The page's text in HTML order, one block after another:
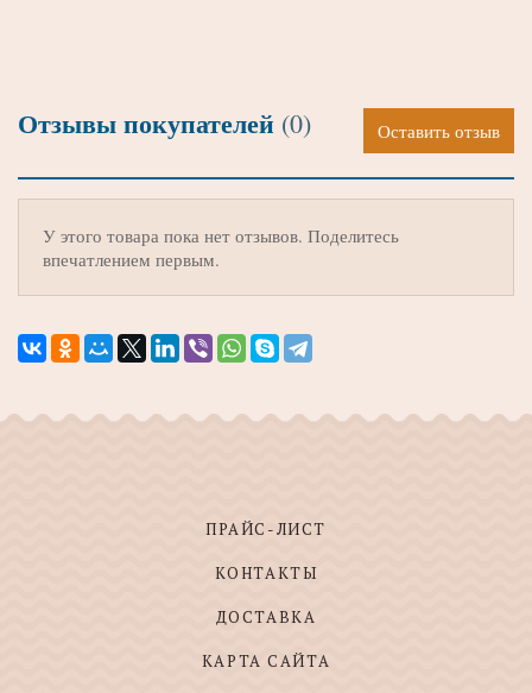
Отзывы покупателей (0) Оставить отзыв
У этого товара пока нет отзывов. Поделитесь
впечатлением первым.
ПРАЙС-ЛИСТ
КОНТАКТЫ
ДОСТАВКА
КАРТА САЙТА